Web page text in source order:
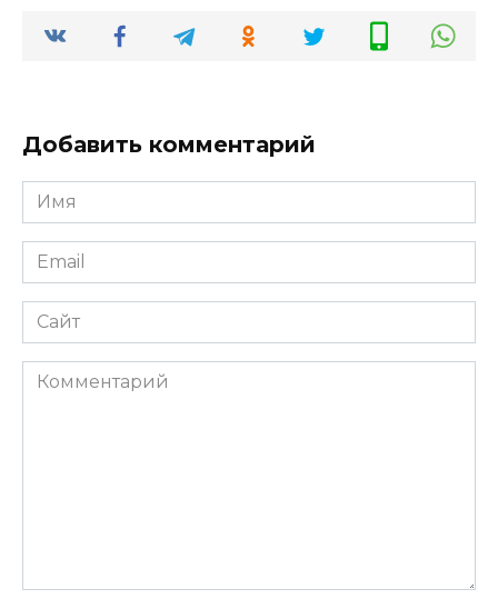
Добавить комментарий
Имя
*
Email
*
Сайт
Комментарий